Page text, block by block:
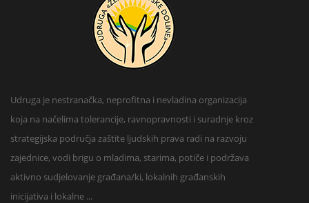
Udruga je nestranačka, neprofitna i nevladina organizacija
koja na načelima tolerancije, ravnopravnosti i suradnje kroz
strategijska područja zaštite ljudskih prava radi na razvoju
zajednice, vodi brigu o mladima, starima, potiče i podržava
aktivno sudjelovanje građana/ki, lokalnih građanskih
inicijativa i lokalne ...